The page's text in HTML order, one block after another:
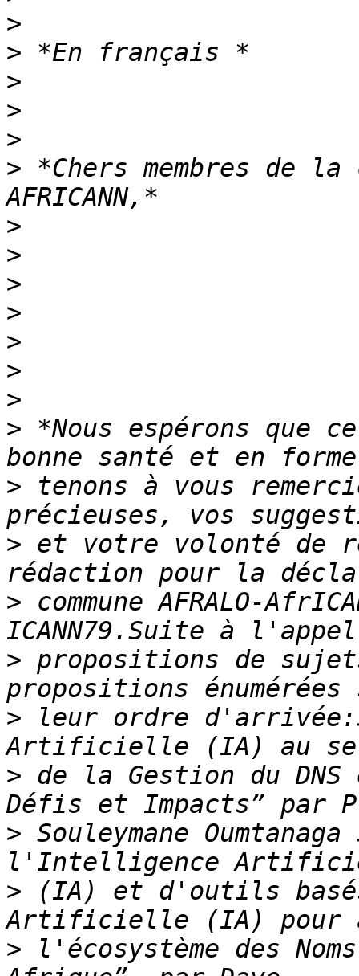
>
>
>
>
>
> *Chers membres de la
>
>
>
>
>
>
>
> *Nous espérons que
> tenons à vous
> et votre volonté de
> commune AFRALO-
> propositions de
> leur ordre
> de la Gestion du
> Souleymane
> (IA) et d'outils
> l'écosystème des